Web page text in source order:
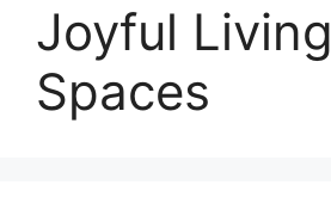
Joyful Living
Spaces